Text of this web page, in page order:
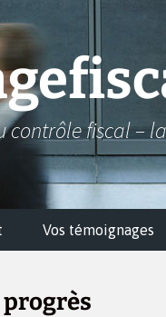
contrôle fiscal
Vos témoignages
progrès